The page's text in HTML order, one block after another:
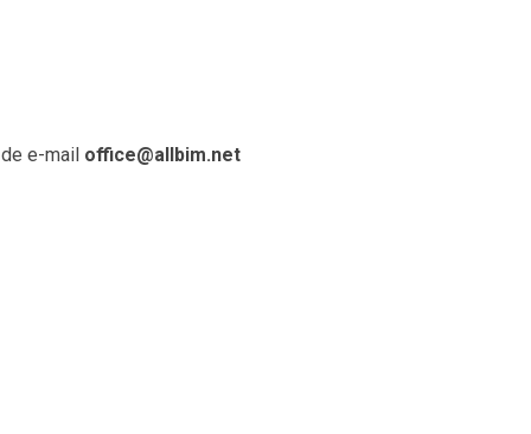
e-mail office@allbim.net